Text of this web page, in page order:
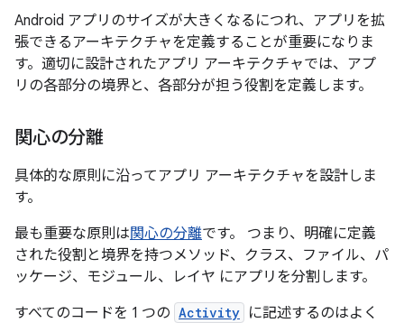
Android アプリのサイズが大きくなるにつれ、アプリを拡
張できるアーキテクチャを定義することが重要になりま
す。適切に設計されたアプリ アーキテクチャでは、アプ
リの各部分の境界と、各部分が担う役割を定義します。
関心の分離
具体的な原則に沿ってアプリ アーキテクチャを設計しま
す。
最も重要な原則は関心の分離です。 つまり、明確に定義
された役割と境界を持つメソッド、クラス、ファイル、パ
ッケージ、モジュール、レイヤ にアプリを分割します。
すべてのコードを 1 つの Activity に記述するのはよく